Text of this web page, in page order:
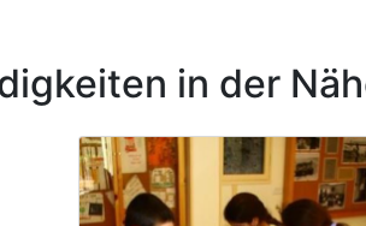
in der